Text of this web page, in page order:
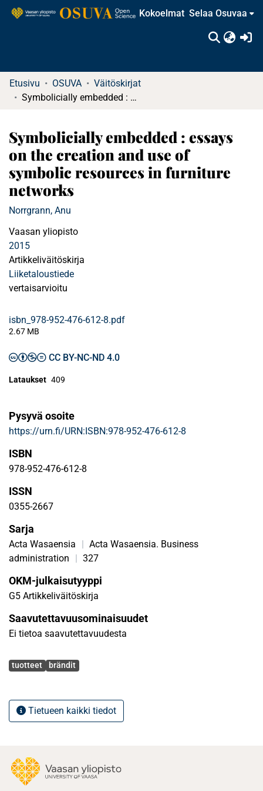
Kokoelmat Selaa Osuvaa
Etusivu OSUVA
Väitöskirjat
Symbolicially embedded : essays on the creation and use of symbolic resources in furniture networks
Symbolicially embedded : essays
on the creation and use of
symbolic resources in furniture
networks
Norrgrann, Anu
Vaasan yliopisto
2015
Artikkeliväitöskirja
Liiketaloustiede
vertaisarvioitu
isbn_978-952-476-612-8.pdf
2.67 MB
CC BY-NC-ND 4.0
Lataukset 409
Pysyvä osoite
https://urn.fi/URN:ISBN:978-952-476-612-8
ISBN
978-952-476-612-8
ISSN
0355-2667
Sarja
Acta Wasaensia | Acta Wasaensia. Business
administration
| 327
OKM-julkaisutyyppi
G5 Artikkeliväitöskirja
Saavutettavuusominaisuudet
Ei tietoa saavutettavuudesta
Avainsanat
tuotteet brändit
Tietueen kaikki tiedot